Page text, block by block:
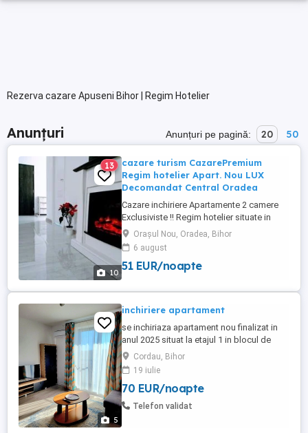
Rezerva cazare Apuseni Bihor | Regim Hotelier
Anunțuri Anunțuri pe pagină: 20 50
10
13
cazare turism CazarePremium
Regim hotelier Apart. Nou LUX
Decomandat Central Oradea
Cazare inchiriere Apartamente 2 camere
Exclusiviste !! Regim hotelier situate in
CENTRUL orașului Oradea . Prima
Premium Residence Strada Sucevei si
Luceafărul Rezidențial! Apartamentele NOI
dispun de toate cerințele pentru a avea un
standarde! BONUS : O ...
Orașul Nou, Oradea, Bihor
6 august
51 EUR/noapte
5
inchiriere apartament
se inchiriaza apartament nou finalizat in
anul 2025 situat la etajul 1 in blocul de
langa inelul metropolitan,in apropiere de
aquapark si spitalul de recuperare
president din Baile Felix. Apartamentul
este cu 2 camere decomandate
.dormitorul este dotat cu mobilierul
Cordau, Bihor
19 iulie
70 EUR/noapte
Telefon validat